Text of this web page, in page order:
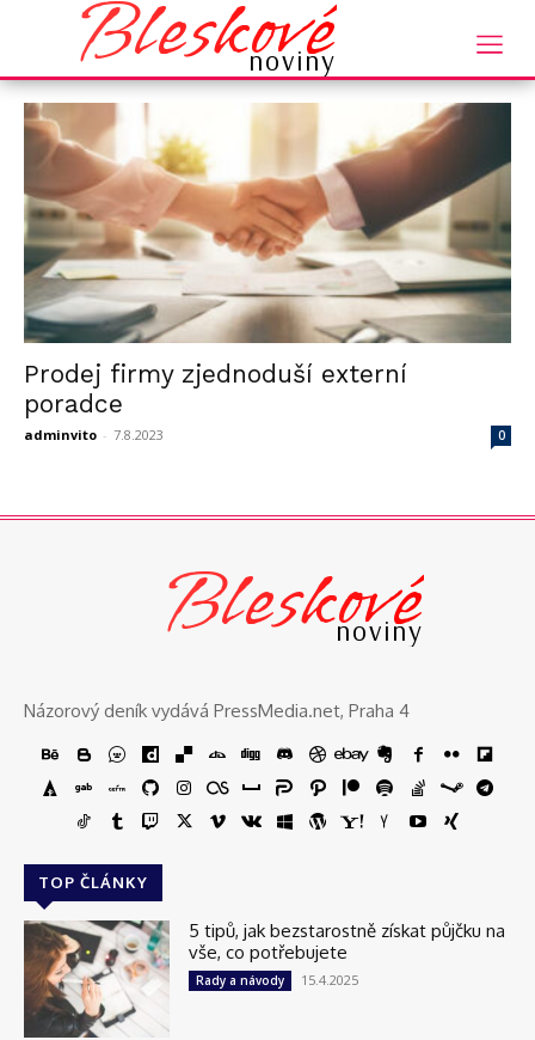
Bleskové
noviny
2023 Srpen
Měsíční Archiv: Srpen 2023
Prodej firmy zjednoduší externí
poradce
adminvito - 7.8.2023 0
Bleskové
noviny
Názorový deník vydává PressMedia.net, Praha 4
TOP ČLÁNKY
5 tipů, jak bezstarostně získat půjčku na
vše, co potřebujete
Rady a návody 15.4.2025